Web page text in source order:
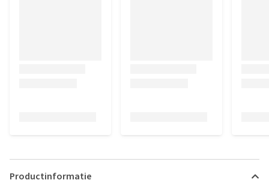
Productinformatie